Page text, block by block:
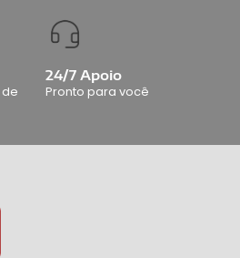
24/7 Apoio
Pronto para você